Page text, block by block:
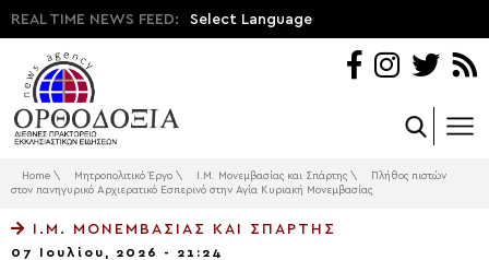
REAL TIME NEWS FEED: Select Language
Home \ Μητροπολιτικό Έργο \ Ι.Μ. Μονεμβασίας και Σπάρτης \
Πλήθος πιστών
στον πανηγυρικό Αρχιερατικό Εσπερινό στην Αγία Κυριακή Μονεμβασίας
Ι.Μ. ΜΟΝΕΜΒΑΣΊΑΣ ΚΑΙ ΣΠΆΡΤΗΣ
07 Ιουλίου, 2026 - 21:24